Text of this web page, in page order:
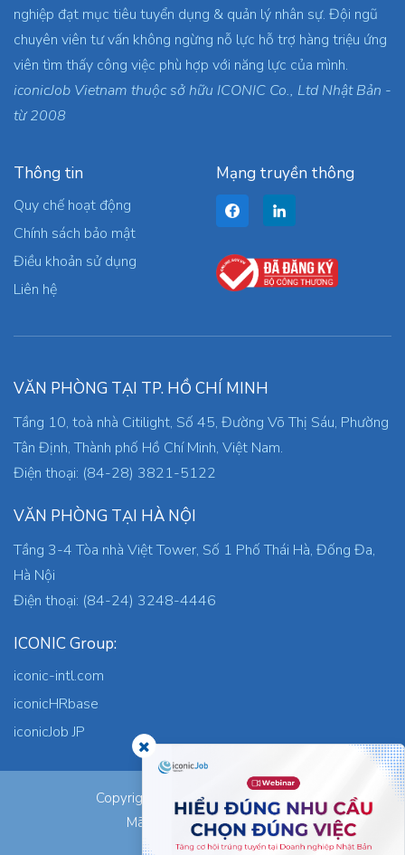
nghiệp đạt mục tiêu tuyển dụng & quản lý nhân sự. Đội ngũ
chuyên viên tư vấn không ngừng nỗ lực hỗ trợ hàng triệu ứng
viên tìm thấy công việc phù hợp với năng lực của mình.
iconicJob Vietnam thuộc sở hữu ICONIC Co., Ltd Nhật Bản -
từ 2008
Thông tin
Quy chế hoạt động
Chính sách bảo mật
Điều khoản sử dụng
Liên hệ
Mạng truyền thông
VĂN PHÒNG TẠI TP. HỒ CHÍ MINH
Tầng 10, toà nhà Citilight, Số 45, Đường Võ Thị Sáu, Phường
Tân Định, Thành phố Hồ Chí Minh, Việt Nam.
Điện thoại: (84-28) 3821-5122
VĂN PHÒNG TẠI HÀ NỘI
Tầng 3-4 Tòa nhà Việt Tower, Số 1 Phố Thái Hà, Đống Đa,
Hà Nội
Điện thoại: (84-24) 3248-4446
ICONIC Group:
iconic-intl.com
iconicHRbase
iconicJob JP
Copyright © 2026 ICONIC Co., Ltd.
Mã số thuế: 0305745871
Nơi cấp: TP.HCM